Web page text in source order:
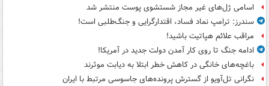
اسامی ژل‌های غیر مجاز شستشوی پوست منتشر شد
سندرز: ترامپ نماد فساد، اقتدارگرایی و جنگ‌طلبی است!
مراقب علائم هپاتیت باشید!
ادامه جنگ تا روی کار آمدن دولت جدید در آمریکا!
باغچه‌های خانگی در کاهش خطر ابتلا به دیابت موثرند
نگرانی تل‌آویو از گسترش پرونده‌های جاسوسی مرتبط با ایران